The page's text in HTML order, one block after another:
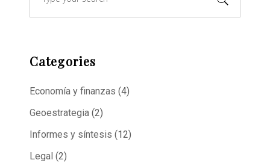
Categories
Economía y finanzas (4)
Geoestrategia (2)
Informes y síntesis (12)
Legal (2)